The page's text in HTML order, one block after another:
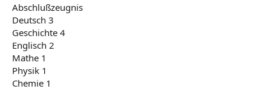
Abschlußzeugnis
Deutsch 3
Geschichte 4
Englisch 2
Mathe 1
Physik 1
Chemie 1